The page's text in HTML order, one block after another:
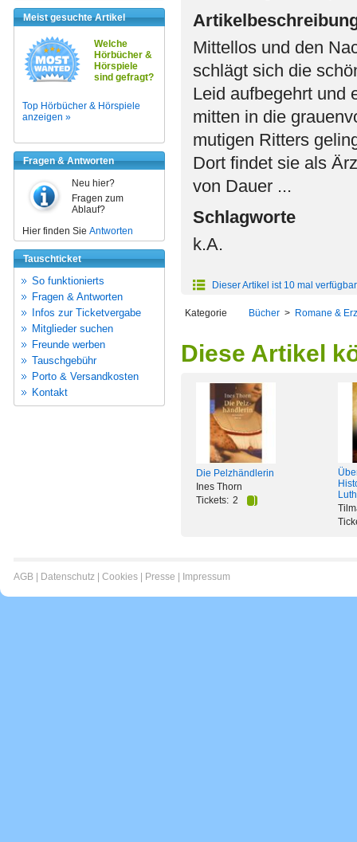
Meist gesuchte Artikel
Welche
Hörbücher &
Hörspiele
sind gefragt?
Top Hörbücher & Hörspiele
anzeigen »
Fragen & Antworten
Neu hier?
Fragen zum
Ablauf?
Hier finden Sie Antworten
Tauschticket
So funktionierts
Fragen & Antworten
Infos zur Ticketvergabe
Mitglieder suchen
Freunde werben
Tauschgebühr
Porto & Versandkosten
Kontakt
Mittellos und den
schlägt sich die
Leid aufbegehrt und
mitten in die
mutigen Ritters
Dort findet sie als
von Dauer ...
Schlagworte
k.A.
Dieser Artikel ist 10 mal verfügbar
Kategorie Bücher > Romane &
Diese Artikel
Die Pelzhändlerin
Ines Thorn
Tickets: 2
AGB Datenschutz Cookies Presse Impressum